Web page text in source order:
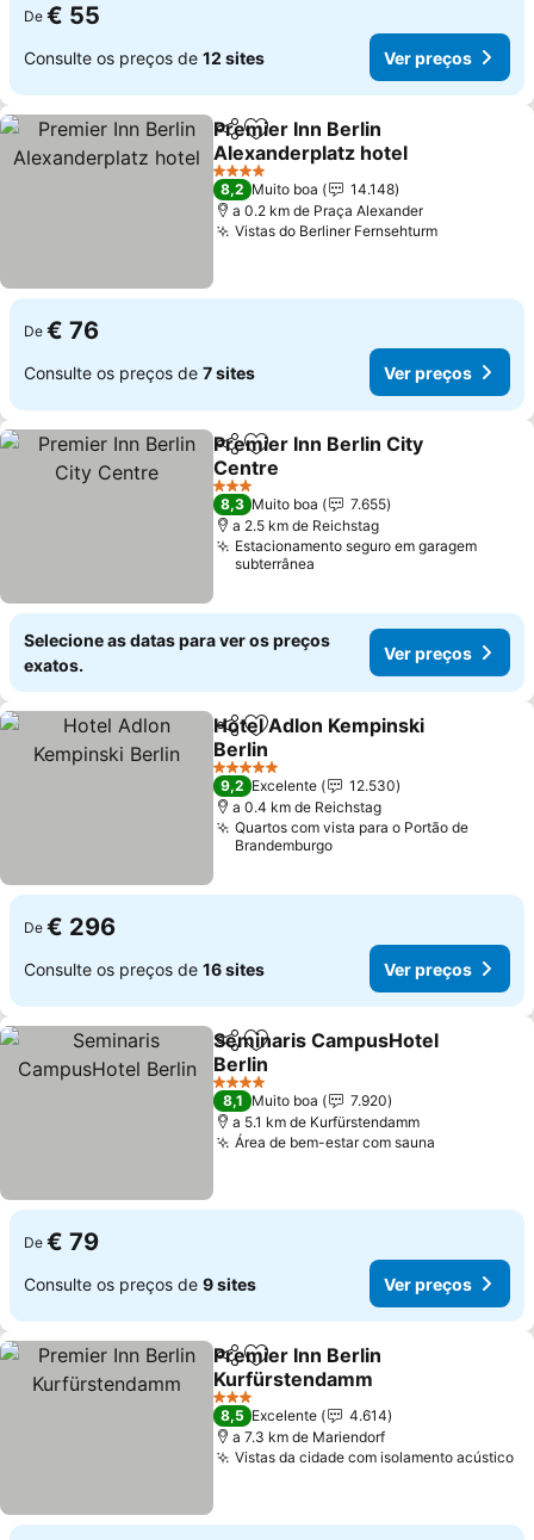
De € 55
Consulte os preços de 12 sites Ver preços
PartilharAdicionar aos favoritos
Premier Inn Berlin
Alexanderplatz hotel
Ver preços
4 Estrelas
8,2 Muito boa
14.148
a 0.2 km de Praça Alexander
Vistas do Berliner FernsehturmVer preços
De € 76
Consulte os preços de 7 sites Ver preços
PartilharAdicionar aos favoritos
Premier Inn Berlin City
Centre
Ver preços
3 Estrelas
8,3 Muito boa
7.655
a 2.5 km de Reichstag
Estacionamento seguro em garagem
subterrânea
Selecione as datas para ver os preços
exatos.
Ver preços
PartilharAdicionar aos favoritos
Hotel Adlon Kempinski
Berlin
Ver preços
5 Estrelas
9,2 Excelente
12.530
a 0.4 km de Reichstag
Quartos com vista para o Portão de
Brandemburgo
De € 296
Consulte os preços de 16 sites Ver preços
PartilharAdicionar aos favoritos
Seminaris CampusHotel
Berlin
Ver preços
4 Estrelas
8,1 Muito boa
7.920
a 5.1 km de Kurfürstendamm
Área de bem-estar com sauna
De € 79
Consulte os preços de 9 sites Ver preços
PartilharAdicionar aos favoritos
Premier Inn Berlin
Kurfürstendamm
Ver preços
3 Estrelas
8,5 Excelente
4.614
a 7.3 km de Mariendorf
Vistas da cidade com isolamento acústico